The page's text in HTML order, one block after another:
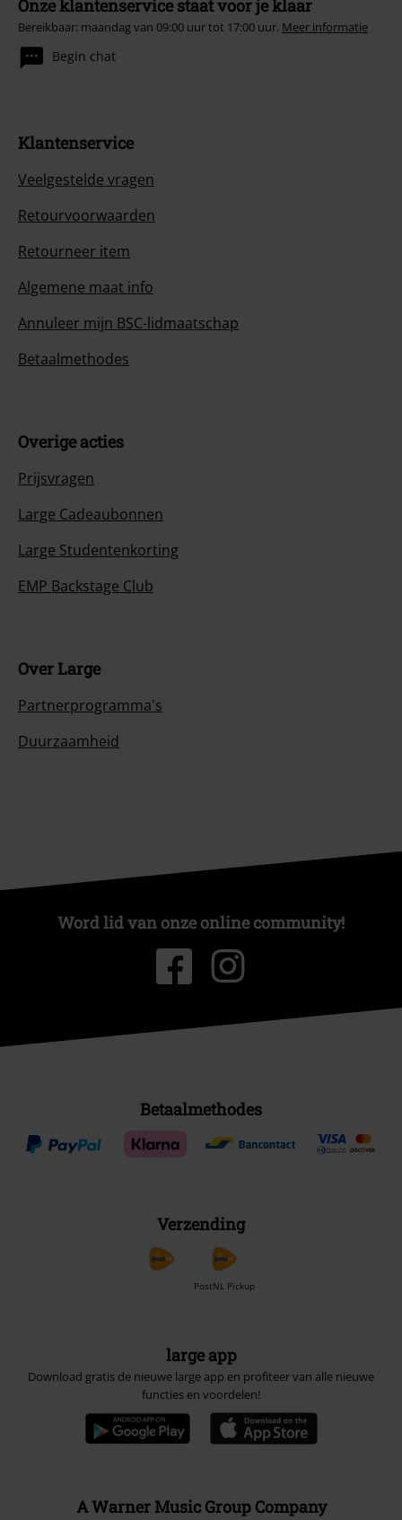
Onze klantenservice staat voor je klaar
Bereikbaar: maandag van 09:00 uur tot 17:00 uur. Meer informatie
Begin chat
Klantenservice
Veelgestelde vragen
Retourvoorwaarden
Retourneer item
Algemene maat info
Annuleer mijn BSC-lidmaatschap
Betaalmethodes
Overige acties
Prijsvragen
Large Cadeaubonnen
Large Studentenkorting
EMP Backstage Club
Over Large
Partnerprogramma's
Duurzaamheid
Word lid van onze online community!
Betaalmethodes
Verzending
PostNL Pickup
large app
Download gratis de nieuwe large app en profiteer van alle nieuwe
functies en voordelen!
A Warner Music Group Company